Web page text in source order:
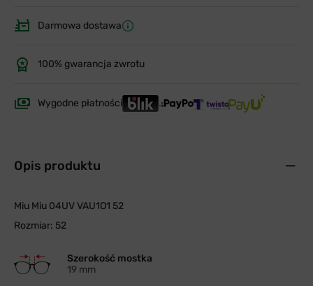
Darmowa dostawa
100% gwarancja zwrotu
Wygodne płatności
Opis produktu
Miu Miu 04UV VAU1O1 52
Rozmiar: 52
Szerokość mostka
19 mm